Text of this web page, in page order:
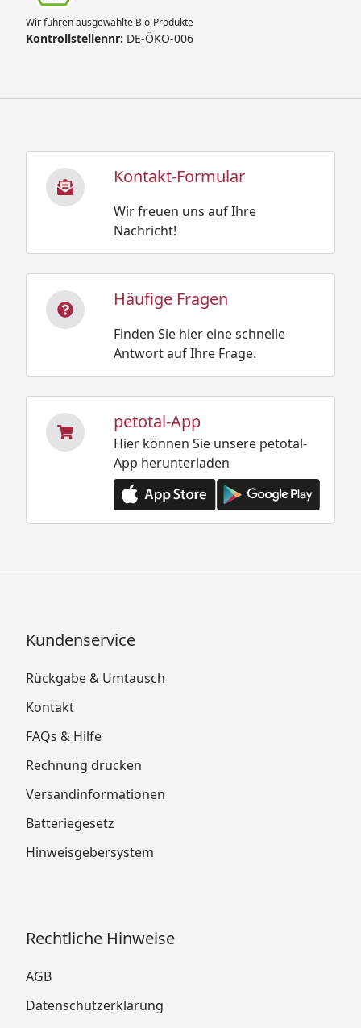
Wir führen ausgewählte Bio-Produkte
Kontrollstellennr: DE-ÖKO-006
Kontakt-Formular
Wir freuen uns auf Ihre
Nachricht!
Häufige Fragen
Finden Sie hier eine schnelle
Antwort auf Ihre Frage.
petotal-App
Hier können Sie unsere petotal-
App herunterladen
Kundenservice
Rückgabe & Umtausch
Kontakt
FAQs & Hilfe
Rechnung drucken
Versandinformationen
Batteriegesetz
Hinweisgebersystem
Rechtliche Hinweise
AGB
Datenschutzerklärung